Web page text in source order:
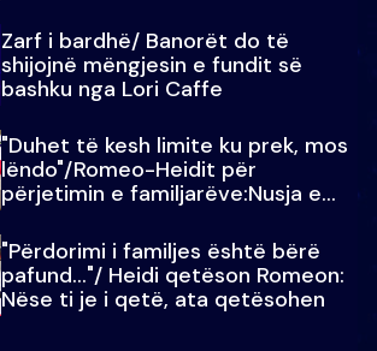
Zarf i bardhë/ Banorët do të
shijojnë mëngjesin e fundit së
bashku nga Lori Caffe
"Duhet të kesh limite ku prek, mos
lëndo"/Romeo-Heidit për
përjetimin e familjarëve:Nusja e
"Përdorimi i familjes është bërë
pafund…"/ Heidi qetëson Romeon:
Nëse ti je i qetë, ata qetësohen